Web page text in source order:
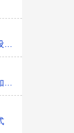
深色模式
弄深色模式